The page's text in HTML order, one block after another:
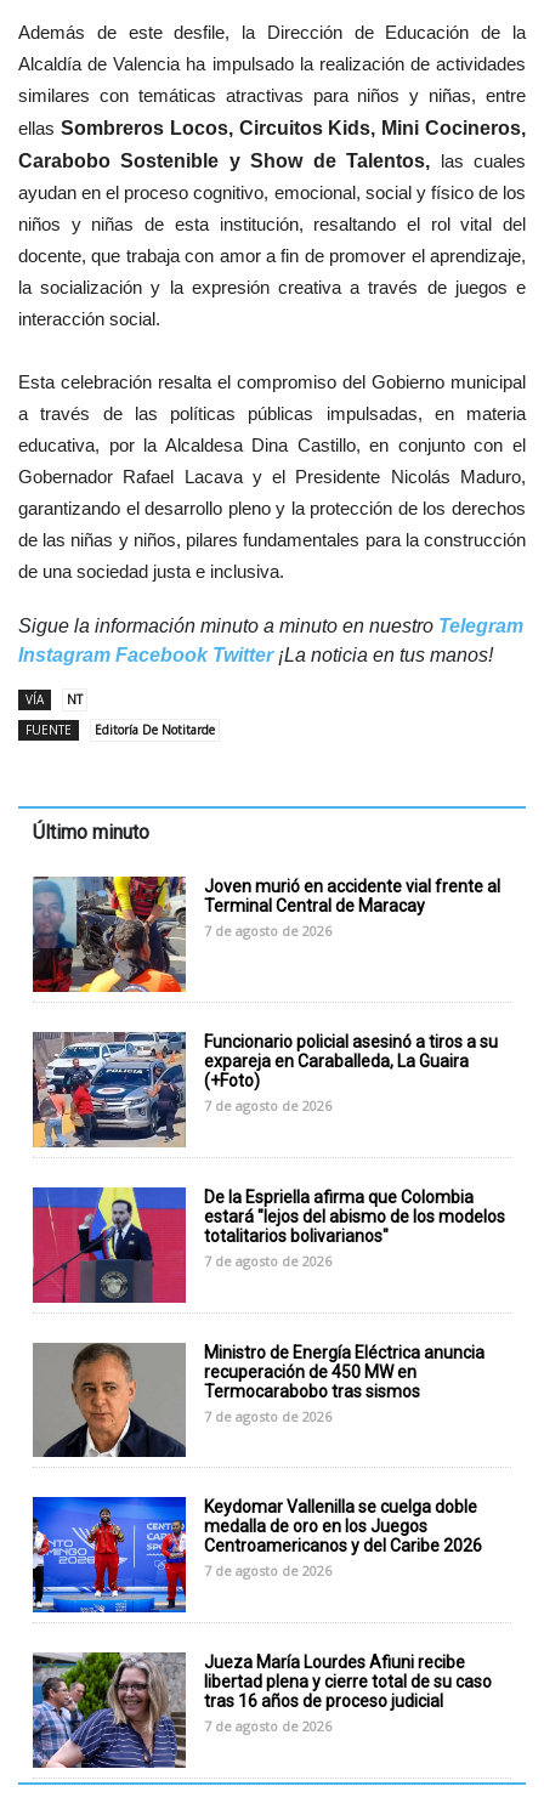
Además de este desfile, la Dirección de Educación de la
Alcaldía de Valencia ha impulsado la realización de actividades
similares con temáticas atractivas para niños y niñas, entre
ellas Sombreros Locos, Circuitos Kids, Mini Cocineros,
Carabobo Sostenible y Show de Talentos, las cuales
ayudan en el proceso cognitivo, emocional, social y físico de los
niños y niñas de esta institución, resaltando el rol vital del
docente, que trabaja con amor a fin de promover el aprendizaje,
la socialización y la expresión creativa a través de juegos e
interacción social.
Esta celebración resalta el compromiso del Gobierno municipal
a través de las políticas públicas impulsadas, en materia
educativa, por la Alcaldesa Dina Castillo, en conjunto con el
Gobernador Rafael Lacava y el Presidente Nicolás Maduro,
garantizando el desarrollo pleno y la protección de los derechos
de las niñas y niños, pilares fundamentales para la construcción
de una sociedad justa e inclusiva.
Sigue la información minuto a minuto en nuestro Telegram
Instagram Facebook Twitter¡La noticia en tus manos!
VÍA
NT
FUENTE
Editoría De Notitarde
Último minuto
Joven murió en accidente vial frente al
Terminal Central de Maracay
7 de agosto de 2026
Funcionario policial asesinó a tiros a su
expareja en Caraballeda, La Guaira
(+Foto)
7 de agosto de 2026
De la Espriella afirma que Colombia
estará "lejos del abismo de los modelos
totalitarios bolivarianos"
7 de agosto de 2026
Ministro de Energía Eléctrica anuncia
recuperación de 450 MW en
Termocarabobo tras sismos
7 de agosto de 2026
Keydomar Vallenilla se cuelga doble
medalla de oro en los Juegos
Centroamericanos y del Caribe 2026
7 de agosto de 2026
Jueza María Lourdes Afiuni recibe
libertad plena y cierre total de su caso
tras 16 años de proceso judicial
7 de agosto de 2026